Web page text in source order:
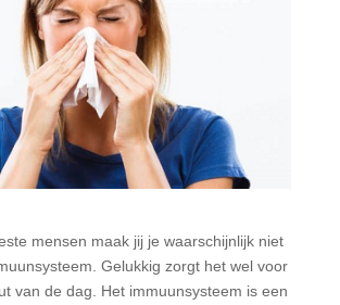
mensen maak jij je waarschijnlijk niet
Gelukkig zorgt het wel voor
van de dag. Het immuunsysteem is een